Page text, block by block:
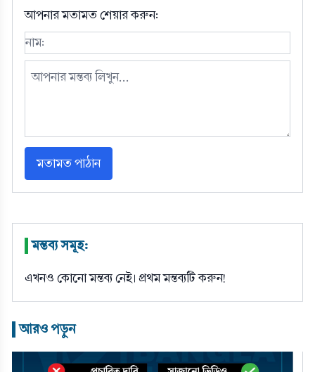
আপনার মতামত শেয়ার করুন:
মতামত পাঠান
মন্তব্য সমূহ:
এখনও কোনো মন্তব্য নেই। প্রথম মন্তব্যটি করুন!
আরও পড়ুন